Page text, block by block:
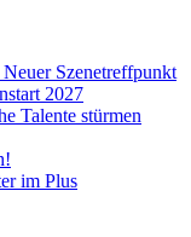
Szenetreffpunkt
2027
Talente stürmen
im Plus